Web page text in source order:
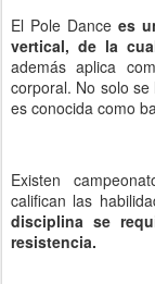
El Pole Dance es
vertical, de la
además aplica
corporal. No solo
es conocida como
Existen
califican las
disciplina se
resistencia.